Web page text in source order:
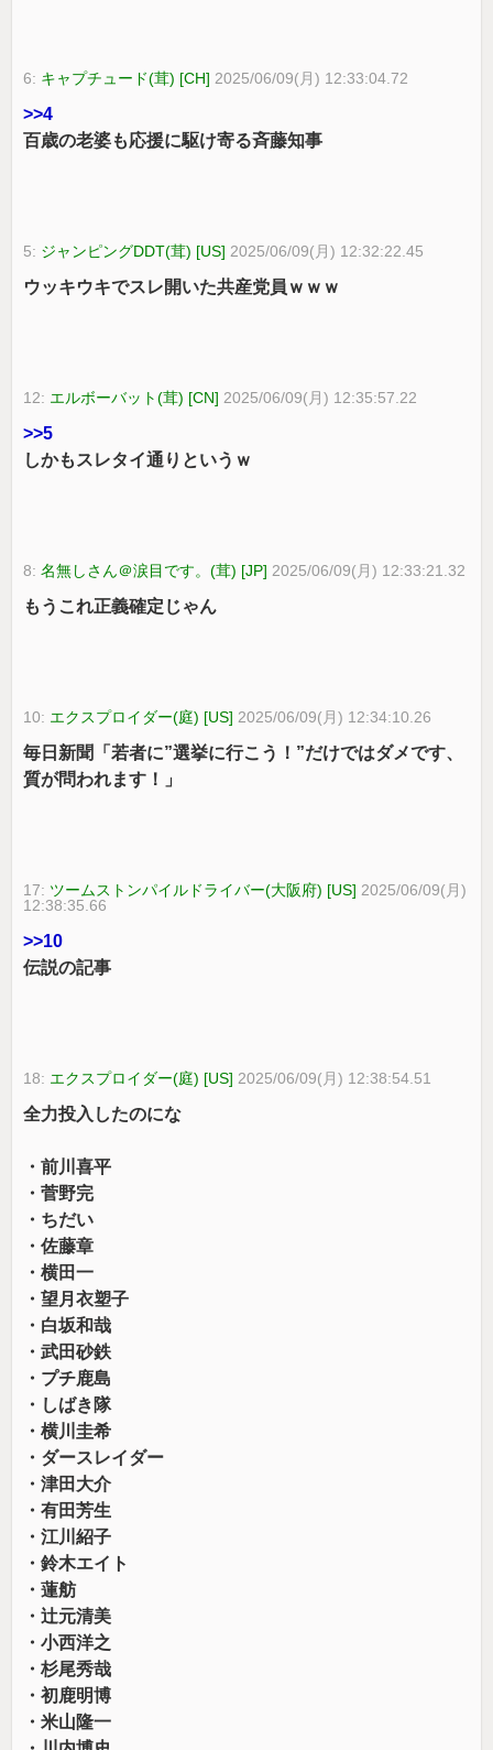
6: キャプチュード(茸) [CH] 2025/06/09(月) 12:33:04.72
>>4
百歳の老婆も応援に駆け寄る斉藤知事
5: ジャンピングDDT(茸) [US] 2025/06/09(月) 12:32:22.45
ウッキウキでスレ開いた共産党員ｗｗｗ
12: エルボーバット(茸) [CN] 2025/06/09(月) 12:35:57.22
>>5
しかもスレタイ通りというｗ
8:名無しさん＠涙目です。(茸) [JP] 2025/06/09(月) 12:33:21.32
もうこれ正義確定じゃん
10: エクスプロイダー(庭) [US] 2025/06/09(月) 12:34:10.26
毎日新聞「若者に”選挙に行こう！”だけではダメです、
質が問われます！」
17: ツームストンパイルドライバー(大阪府) [US] 2025/06/09(月)
12:38:35.66
>>10
伝説の記事
18: エクスプロイダー(庭) [US] 2025/06/09(月) 12:38:54.51
全力投入したのにな
・前川喜平
・菅野完
・ちだい
・佐藤章
・横田一
・望月衣塑子
・白坂和哉
・武田砂鉄
・プチ鹿島
・しばき隊
・横川圭希
・ダースレイダー
・津田大介
・有田芳生
・江川紹子
・鈴木エイト
・蓮舫
・辻元清美
・小西洋之
・杉尾秀哉
・初鹿明博
・米山隆一